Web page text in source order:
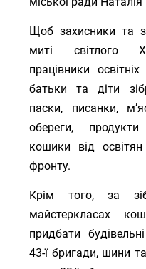
Щоб захисники та
миті світлого
працівники
батьки та діти
паски, писанки,
обереги,
кошики від освітян
фронту.
Крім того, за
майстеркласах
придбати
43-ї бригади, шини